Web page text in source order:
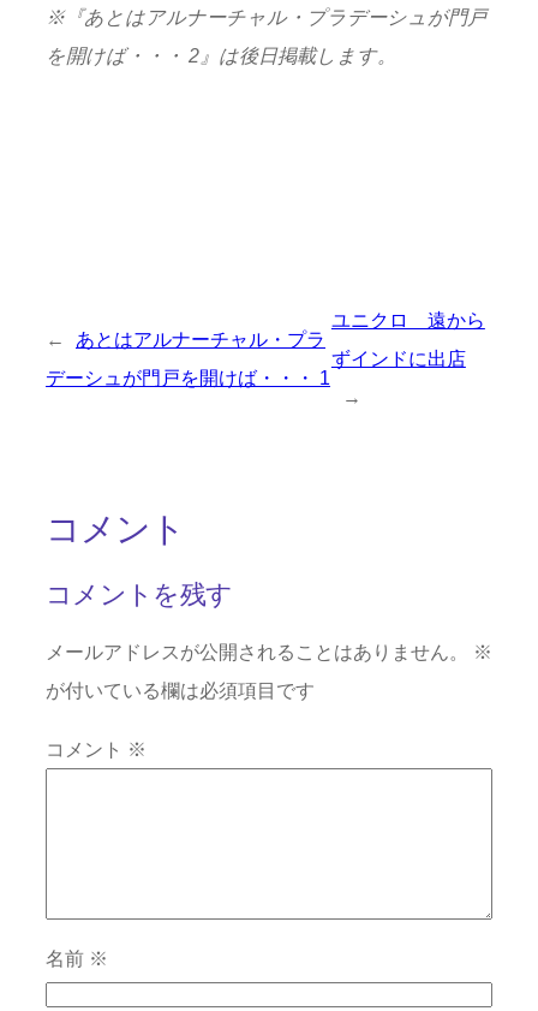
※『あとはアルナーチャル・プラデーシュが門戸
を開けば・・・ 2』は後日掲載します。
←
あとはアルナーチャル・プラ
デーシュが門戸を開けば・・・ 1
ユニクロ 遠から
ずインドに出店
→
コメント
コメントを残す
メールアドレスが公開されることはありません。
※
が付いている欄は必須項目です
コメント ※
名前 ※